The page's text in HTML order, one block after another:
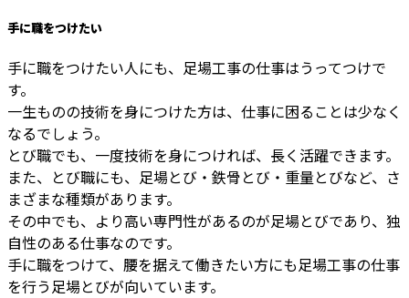
手に職をつけたい
手に職をつけたい人にも、足場工事の仕事はうってつけで
す。
一生ものの技術を身につけた方は、仕事に困ることは少なく
なるでしょう。
とび職でも、一度技術を身につければ、長く活躍できます。
また、とび職にも、足場とび・鉄骨とび・重量とびなど、さ
まざまな種類があります。
その中でも、より高い専門性があるのが足場とびであり、独
自性のある仕事なのです。
手に職をつけて、腰を据えて働きたい方にも足場工事の仕事
を行う足場とびが向いています。